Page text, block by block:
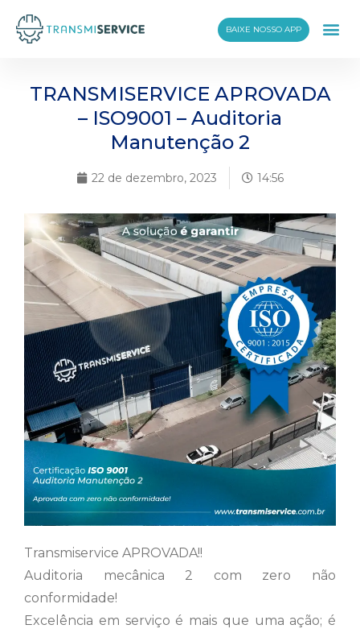
BAIXE NOSSO APP
TRANSMISERVICE APROVADA
– ISO9001 – Auditoria
Manutenção 2
22 de dezembro, 2023 14:56
Transmiservice APROVADA!!
Auditoria mecânica 2 com zero não
conformidade!
Excelência em serviço é mais que uma ação; é